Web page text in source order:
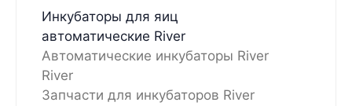
Инкубаторы для яиц
автоматические River
Автоматические инкубаторы River
River
Запчасти для инкубаторов River